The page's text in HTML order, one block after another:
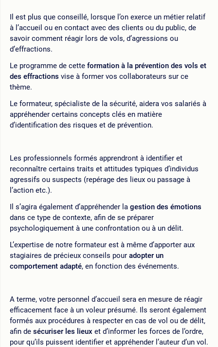
Il est plus que conseillé, lorsque l’on exerce un métier relatif
à l’accueil ou en contact avec des clients ou du public, de
savoir comment réagir lors de vols, d’agressions ou
d’effractions.
Le programme de cette formation à la prévention des vols et
des effractions vise à former vos collaborateurs sur ce
thème.
Le formateur, spécialiste de la sécurité, aidera vos salariés à
appréhender certains concepts clés en matière
d’identification des risques et de prévention.
Les professionnels formés apprendront à identifier et
reconnaître certains traits et attitudes typiques d’individus
agressifs ou suspects (repérage des lieux ou passage à
l’action etc.).
Il s’agira également d’appréhender la gestion des émotions
dans ce type de contexte, afin de se préparer
psychologiquement à une confrontation ou à un délit.
L’expertise de notre formateur est à même d’apporter aux
stagiaires de précieux conseils pour adopter un
comportement adapté, en fonction des événements.
A terme, votre personnel d’accueil sera en mesure de réagir
efficacement face à un voleur présumé. Ils seront également
formés aux procédures à respecter en cas de vol ou de délit,
afin de sécuriser les lieux et d’informer les forces de l’ordre,
pour qu’ils puissent identifier et appréhender l’auteur d’un vol.